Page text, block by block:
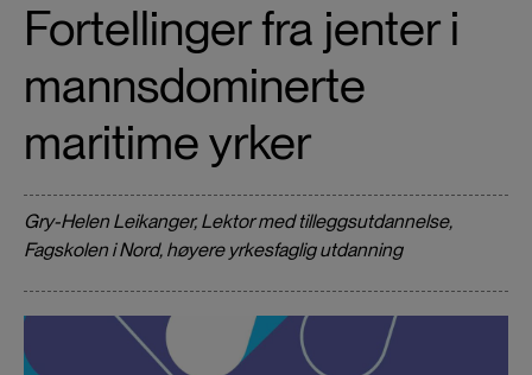
Fortellinger fra jenter i
mannsdominerte
maritime yrker
Gry-Helen Leikanger, Lektor med tilleggsutdannelse,
Fagskolen i Nord, høyere yrkesfaglig utdanning